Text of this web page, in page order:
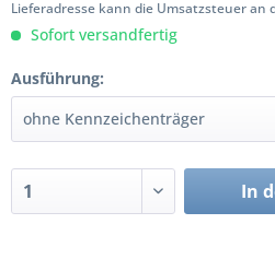
Lieferadresse kann die Umsatzsteuer an
Sofort versandfertig
Ausführung:
In